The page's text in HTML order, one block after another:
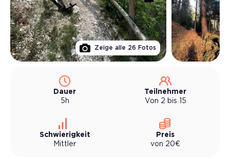
Zeige alle 26 Fotos
Dauer
5h
Teilnehmer
Von 2 bis 15
Schwierigkeit
Mittler
Preis
von 20€